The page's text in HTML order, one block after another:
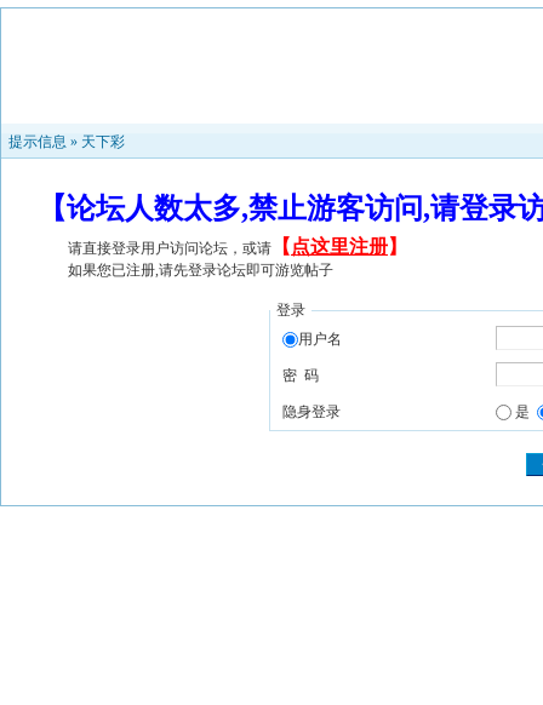
提示信息 » 天下彩
【论坛人数太多,禁止游客访问,请登
请直接登录用户访问论坛，或请 【 点这里注册】
如果您已注册,请先登录论坛即可游览帖子
登录
用户名
密 码
隐身登录 是